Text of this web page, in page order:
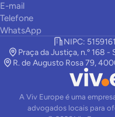
E-mail
Telefone
WhatsApp
NIPC:
Praça da Justiça, n.º 168
R. de Augusto Rosa 79,
A Viv Europe é uma
advogados locais para